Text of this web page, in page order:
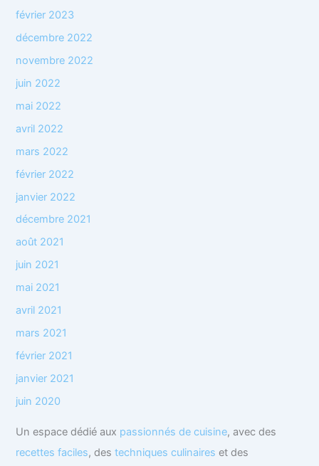
février 2023
décembre 2022
novembre 2022
juin 2022
mai 2022
avril 2022
mars 2022
février 2022
janvier 2022
décembre 2021
août 2021
juin 2021
mai 2021
avril 2021
mars 2021
février 2021
janvier 2021
juin 2020
Un espace dédié aux passionnés de cuisine, avec des
recettes faciles, destechniques culinaires et des